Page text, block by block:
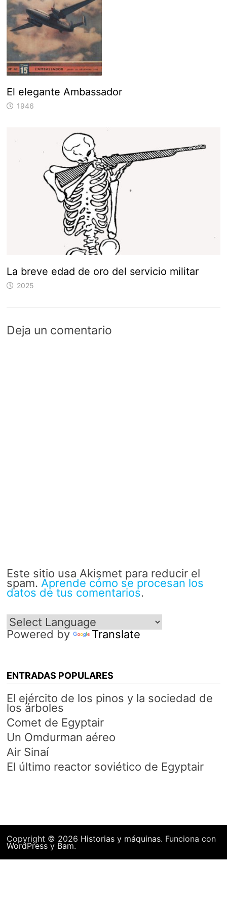
El elegante Ambassador
1946
La breve edad de oro del servicio militar
2025
Deja un comentario
Este sitio usa Akismet para reducir el
spam. Aprende cómo se procesan los
datos de tus comentarios.
Powered by Translate
ENTRADAS POPULARES
El ejército de los pinos y la sociedad de
los árboles
Comet de Egyptair
Un Omdurman aéreo
Air Sinaí
El último reactor soviético de Egyptair
Copyright © 2026 Historias y máquinas. Funciona con
WordPressy Bam.